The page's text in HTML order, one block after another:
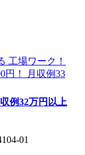
例32万円以上
01